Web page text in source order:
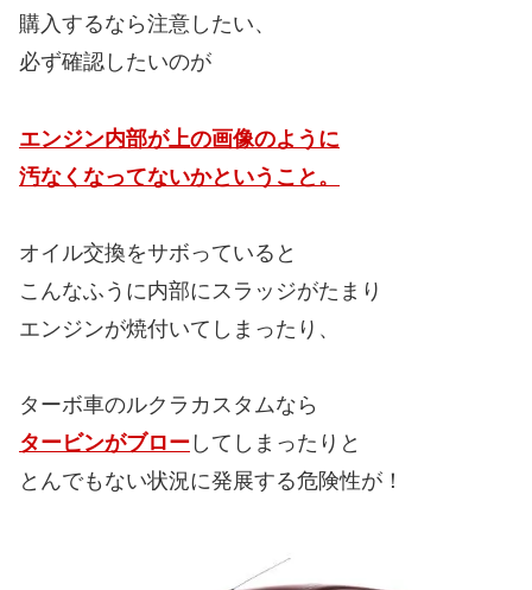
購入するなら注意したい、
必ず確認したいのが
エンジン内部が上の画像のように
汚なくなってないかということ。
オイル交換をサボっていると
こんなふうに内部にスラッジがたまり
エンジンが焼付いてしまったり、
ターボ車のルクラカスタムなら
タービンがブロー してしまったりと
とんでもない状況に発展する危険性が！